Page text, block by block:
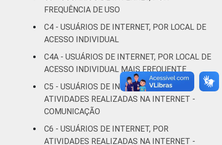
anos
78
De 25 a 34
anos
71
De 35 a 44
anos
67
De 45 a 59
anos
63
FREQUÊNCIA DE USO
C4 - USUÁRIOS DE INTERNET, POR LOCAL DE
ACESSO INDIVIDUAL
C4A - USUÁRIOS DE INTERNET, POR LOCAL DE
ACESSO INDIVIDUAL MAIS FREQUENTE
C5 - USUÁRIOS DE INTERNET, POR
ATIVIDADES REALIZADAS NA INTERNET -
COMUNICAÇÃO
C6 - USUÁRIOS DE INTERNET, POR
ATIVIDADES REALIZADAS NA INTERNET -